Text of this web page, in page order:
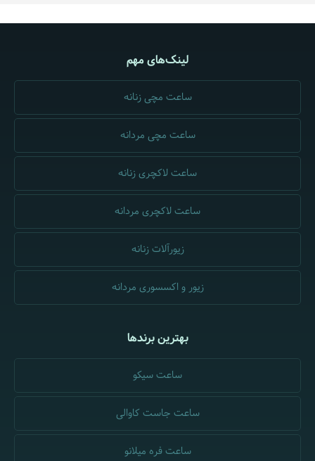
لینک‌های مهم
ساعت مچی زنانه
ساعت مچی مردانه
ساعت لاکچری زنانه
ساعت لاکچری مردانه
زیورآلات زنانه
زیور و اکسسوری مردانه
بهترین برندها
ساعت سیکو
ساعت جاست کاوالی
ساعت فره میلانو